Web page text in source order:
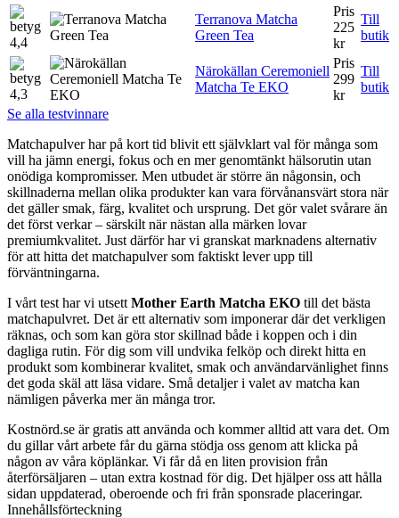
4,4
Terranova Matcha
Green Tea
Pris
225
kr
Till
butik
4,3
Närokällan Ceremoniell
Matcha Te EKO
Pris
299
kr
Till
butik
Se alla testvinnare
Matchapulver har på kort tid blivit ett självklart val för många som
vill ha jämn energi, fokus och en mer genomtänkt hälsorutin utan
onödiga kompromisser. Men utbudet är större än någonsin, och
skillnaderna mellan olika produkter kan vara förvånansvärt stora när
det gäller smak, färg, kvalitet och ursprung. Det gör valet svårare än
det först verkar – särskilt när nästan alla märken lovar
premiumkvalitet. Just därför har vi granskat marknadens alternativ
för att hitta det matchapulver som faktiskt lever upp till
förväntningarna.
I vårt test har vi utsett Mother Earth Matcha EKO till det bästa
matchapulvret. Det är ett alternativ som imponerar där det verkligen
räknas, och som kan göra stor skillnad både i koppen och i din
dagliga rutin. För dig som vill undvika felköp och direkt hitta en
produkt som kombinerar kvalitet, smak och användarvänlighet finns
det goda skäl att läsa vidare. Små detaljer i valet av matcha kan
nämligen påverka mer än många tror.
Kostnörd.se är gratis att använda och kommer alltid att vara det. Om
du gillar vårt arbete får du gärna stödja oss genom att klicka på
någon av våra köplänkar. Vi får då en liten provision från
återförsäljaren – utan extra kostnad för dig. Det hjälper oss att hålla
sidan uppdaterad, oberoende och fri från sponsrade placeringar.
Innehållsförteckning